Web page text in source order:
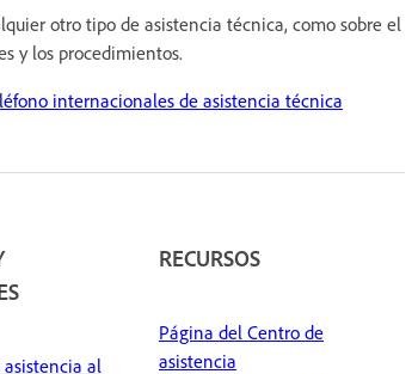
otro tipo de asistencia técnica, como sobre el
y los procedimientos.
internacionales de asistencia técnica
asistencia al
RECURSOS
Página del Centro de
asistencia